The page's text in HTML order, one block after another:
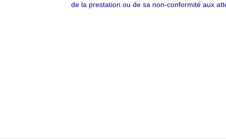
de la prestation ou de sa non-conformité aux